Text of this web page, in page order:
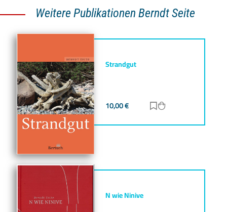
Weitere Publikationen Berndt Seite
Strandgut
10,00€ Zur Merkliste
N wie Ninive